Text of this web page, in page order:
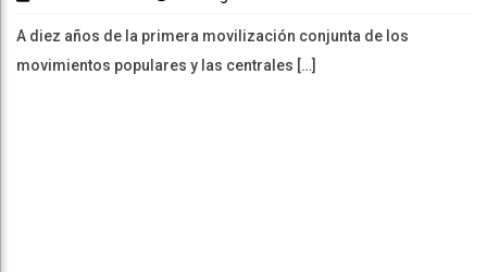
A diez años de la primera movilización conjunta de los
movimientos populares y las centrales […]